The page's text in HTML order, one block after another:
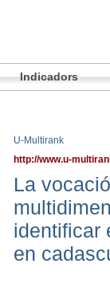
Indicadors
U-Multirank
http://www.u-
La
identificar
en